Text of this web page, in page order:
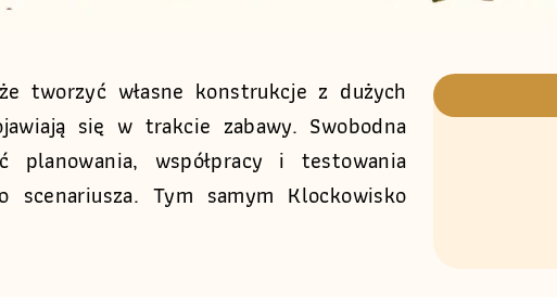
tworzyć własne konstrukcje z dużych
się w trakcie zabawy. Swobodna
współpracy i testowania
scenariusza. Tym samym Klockowisko